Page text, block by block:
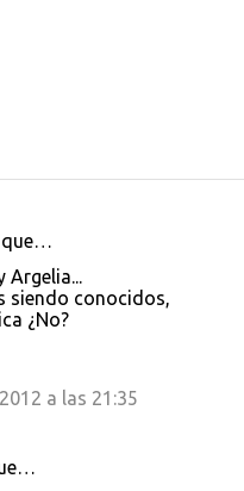
que…
Argelia...
siendo conocidos,
¿No?
a las 21:35